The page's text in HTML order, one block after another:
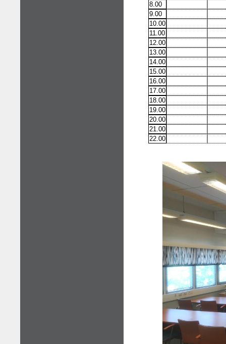
8.00
9.00
10.00
11.00
12.00
13.00
14.00
15.00
16.00
17.00
18.00
19.00
20.00
21.00
22.00